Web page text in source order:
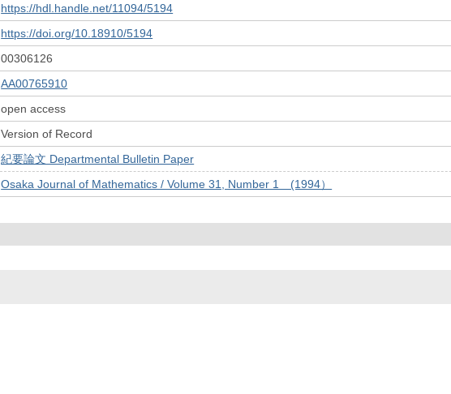
https://hdl.handle.net/11094/5194
https://doi.org/10.18910/5194
00306126
AA00765910
open access
Version of Record
紀要論文 Departmental Bulletin Paper
Osaka Journal of Mathematics / Volume 31, Number 1 (1994）